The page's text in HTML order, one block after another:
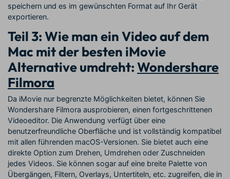
speichern und es im gewünschten Format auf Ihr Gerät
exportieren.
Teil 3: Wie man ein Video auf dem
Mac mit der besten iMovie
Alternative umdreht:Wondershare
Filmora
Da iMovie nur begrenzte Möglichkeiten bietet, können Sie
Wondershare Filmora ausprobieren, einen fortgeschrittenen
Videoeditor. Die Anwendung verfügt über eine
benutzerfreundliche Oberfläche und ist vollständig kompatibel
mit allen führenden macOS-Versionen. Sie bietet auch eine
direkte Option zum Drehen, Umdrehen oder Zuschneiden
jedes Videos. Sie können sogar auf eine breite Palette von
Übergängen, Filtern, Overlays, Untertiteln, etc. zugreifen, die in